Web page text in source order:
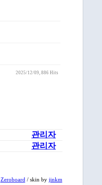
2025/12/09, 886 Hits
관리자
관리자
Zeroboard / skin by jinkm